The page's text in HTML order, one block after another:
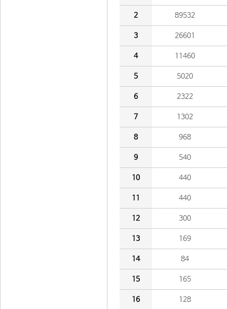
2 89532
3 26601
4 11460
5 5020
6 2322
7 1302
8 968
9 540
10 440
11 440
12 300
13 169
14 84
15 165
16 128